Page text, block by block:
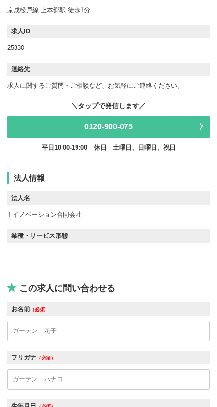
京成松戸線 上本郷駅 徒歩1分
求人ID
25330
連絡先
求人に関するご質問・ご相談など、お気軽にご連絡ください。
0120-900-075
平日10:00-19:00 休日 土曜日、日曜日、祝日
法人情報
法人名
T-イノベーション合同会社
業種・サービス形態
この求人に問い合わせる
お名前 （必須）
フリガナ （必須）